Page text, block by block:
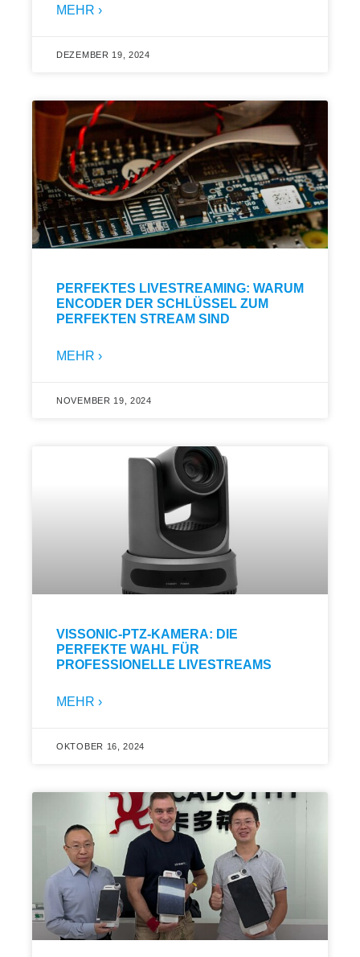
MEHR ›
DEZEMBER 19, 2024
PERFEKTES LIVESTREAMING: WARUM
ENCODER DER SCHLÜSSEL ZUM
PERFEKTEN STREAM SIND
MEHR ›
NOVEMBER 19, 2024
VISSONIC-PTZ-KAMERA: DIE
PERFEKTE WAHL FÜR
PROFESSIONELLE LIVESTREAMS
MEHR ›
OKTOBER 16, 2024